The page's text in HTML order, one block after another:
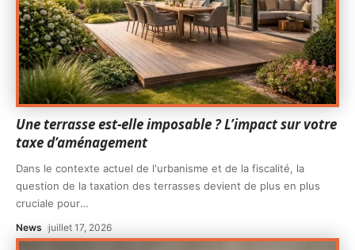
Une terrasse est-elle imposable ? L’impact sur votre
taxe d’aménagement
Dans le contexte actuel de l'urbanisme et de la fiscalité, la
question de la taxation des terrasses devient de plus en plus
cruciale pour…
News juillet 17, 2026